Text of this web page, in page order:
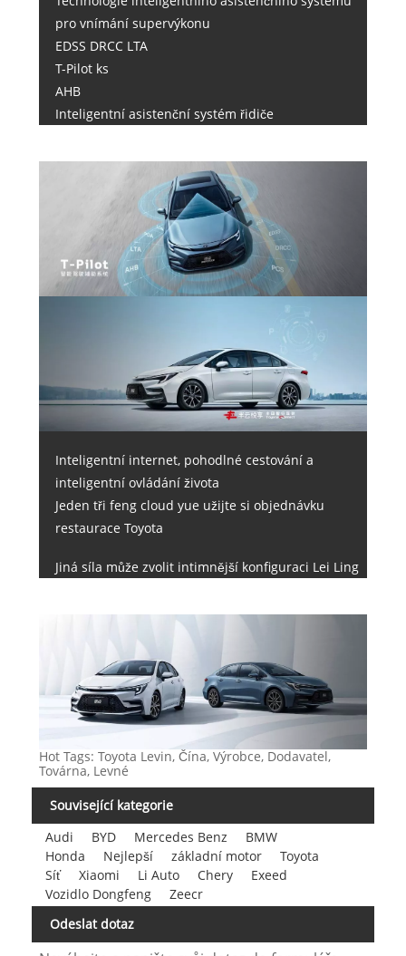
pro vnímání supervýkonu
EDSS DRCC LTA
T-Pilot ks
AHB
Inteligentní asistenční systém řidiče
Inteligentní internet, pohodlné cestování a
inteligentní ovládání života
Jeden tři feng cloud yue užijte si objednávku
restaurace Toyota
Jiná síla může zvolit intimnější konfiguraci Lei Ling
Hot Tags: Toyota Levin, Čína, Výrobce, Dodavatel,
Továrna, Levné
Související kategorie
Audi
BYD Mercedes Benz
BMW
Honda
Nejlepší základní motor
Toyota
Síť
Xiaomi Li Auto Chery
Exeed
Vozidlo Dongfeng
Zeecr
Odeslat dotaz